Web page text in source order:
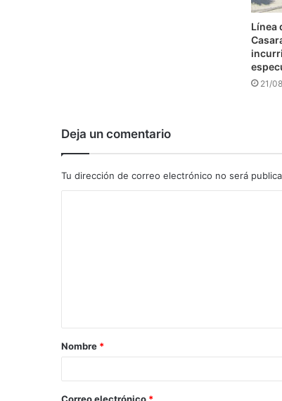
Línea
21/
Deja un comentario
Tu dirección de correo electrónico no será
a
r
Nombre *